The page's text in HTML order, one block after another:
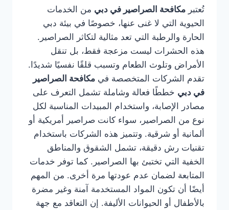
تُعتبر مكافحة الصراصير في دبي من الخدمات
الحيوية التي لا غنى عنها، خصوصًا في بيئة دبي
الحارة والرطبة التي تعد مثالية لتكاثر الصراصير.
هذه الحشرات ليست مزعجة فقط، بل تنقل
الأمراض وتلوث الطعام وتسبب قلقًا نفسيًا شديدًا.
تقدم الشركات المتخصصة في مكافحة الصراصير
في دبي خططًا فعالة وشاملة تشمل التعرف على
مصادر الإصابة، واستخدام المبيدات المناسبة لكل
نوع من الصراصير، سواء كانت صراصير أمريكية أو
ألمانية أو شرقية. وتتميز هذه الشركات باستخدام
تقنيات رش دقيقة، تشمل الشقوق والمناطق
الخفية التي تختبئ بها الصراصير. كما توفر خدمات
المتابعة لضمان عدم عودتها مرة أخرى. من المهم
أيضًا أن تكون المواد المستخدمة آمنة وغير مضرة
بالأطفال أو الحيوانات الأليفة. إن التعاقد مع جهة